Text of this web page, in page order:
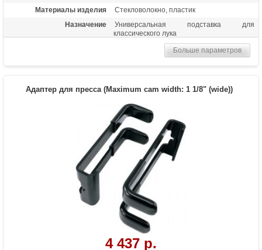
Материалы изделия
Стекловолокно, пластик
Назначение
Универсальная подставка для
классического лука
Больше параметров
Адаптер для пресса (Maximum cam width: 1 1/8" (wide))
4 437 р.